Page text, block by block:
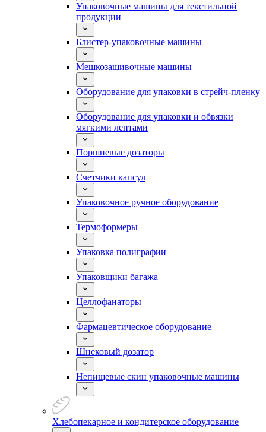
Упаковочные машины для текстильной
продукции
Блистер-упаковочные машины
Мешкозашивочные машины
Оборудование для упаковки в стрейч-пленку
Оборудование для упаковки и обвязки
мягкими лентами
Поршневые дозаторы
Счетчики капсул
Упаковочное ручное оборудование
Термоформеры
Упаковка полиграфии
Упаковщики багажа
Целлофанаторы
Фармацевтическое оборудование
Шнековый дозатор
Непищевые скин упаковочные машины
Хлебопекарное и кондитерское оборудование